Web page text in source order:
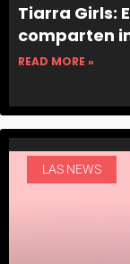
Tiarra Girls:
comparten
READ MORE »
LAS NEWS